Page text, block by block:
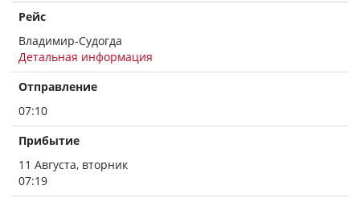
Рейс
Владимир-Судогда
Детальная информация
Отправление
07:10
Прибытие
11 Августа, вторник
07:19